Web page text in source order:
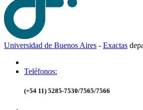
Universidad de Buenos Aires - Exactas d
Teléfonos:
(+54 11) 5285-7530/7565/7566